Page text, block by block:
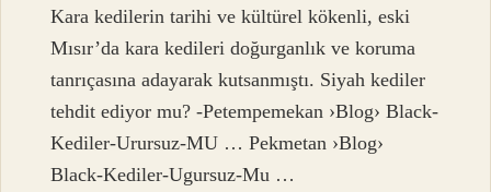
Kara kedilerin tarihi ve kültürel kökenli, eski
Mısır’da kara kedileri doğurganlık ve koruma
tanrıçasına adayarak kutsanmıştı. Siyah kediler
tehdit ediyor mu? -Petempemekan ›Blog› Black-
Kediler-Urursuz-MU … Pekmetan ›Blog›
Black-Kediler-Ugursuz-Mu …